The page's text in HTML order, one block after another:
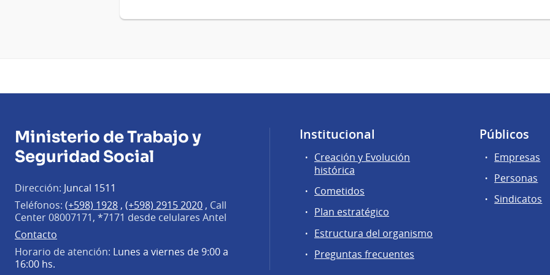
Ministerio de Trabajo y
Seguridad Social
Dirección: Juncal 1511
Teléfonos: (+598) 1928 , (+598) 2915 2020 , Call
Center 08007171, *7171 desde celulares Antel
Contacto
Horario de atención: Lunes a viernes de 9:00 a
16:00 hs.
Institucional
Creación y Evolución
histórica
Cometidos
Plan estratégico
Estructura del organismo
Preguntas frecuentes
Públicos
Empresas
Personas
Sindicatos